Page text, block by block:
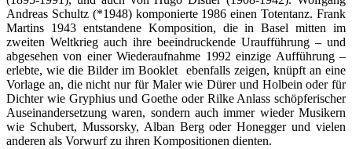
Andreas Schultz (*1948) komponierte 1986 einen Totentanz. Frank
Martins 1943 entstandene Komposition, die in Basel mitten im
zweiten Weltkrieg auch ihre beeindruckende Uraufführung – und
abgesehen von einer Wiederaufnahme 1992 einzige Aufführung –
erlebte, wie die Bilder im Booklet ebenfalls zeigen, knüpft an eine
Vorlage an, die nicht nur für Maler wie Dürer und Holbein oder für
Dichter wie Gryphius und Goethe oder Rilke Anlass schöpferischer
Auseinandersetzung waren, sondern auch immer wieder Musikern
wie Schubert, Mussorsky, Alban Berg oder Honegger und vielen
anderen als Vorwurf zu ihren Kompositionen dienten.